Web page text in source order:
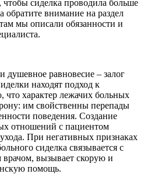
чтобы сиделка проводила больше
обратите внимание на раздел
мы описали обязанности и
равновесие – залог
находят подход к
что характер лежачих больных
им свойственны перепады
поведения. Создание
отношений с пациентом
При негативных признаках
сиделка связывается с
вызывает скорую и
помощь.